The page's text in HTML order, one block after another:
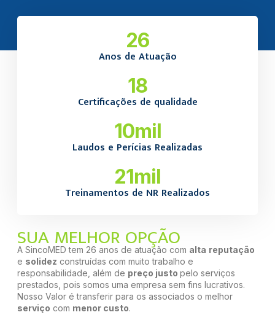
Anos de Atuação
26
Certificações de qualidade
18
Laudos e Perícias Realizadas
10mil
Treinamentos de NR Realizados
21mil
SUA MELHOR OPÇÃO
A SincoMED tem 26 anos de atuação com alta reputação
e solidez construídas com muito trabalho e
responsabilidade, além de preço justo pelo serviços
prestados, pois somos uma empresa sem fins lucrativos.
Nosso Valor é transferir para os associados o melhor
serviço com menor custo.